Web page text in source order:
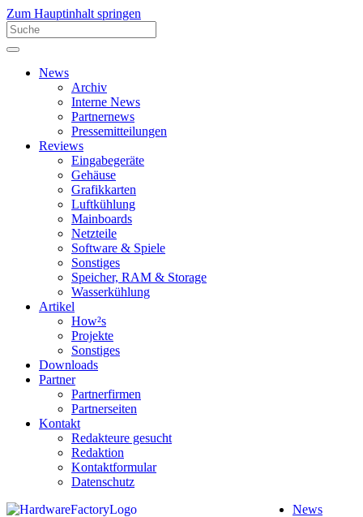
Zum Hauptinhalt springen
News
Archiv
Interne News
Partnernews
Pressemitteilungen
Reviews
Eingabegeräte
Gehäuse
Grafikkarten
Luftkühlung
Mainboards
Netzteile
Software & Spiele
Sonstiges
Speicher, RAM & Storage
Wasserkühlung
Artikel
How²s
Projekte
Sonstiges
Downloads
Partner
Partnerfirmen
Partnerseiten
Kontakt
Redakteure gesucht
Redaktion
Kontaktformular
Datenschutz
News